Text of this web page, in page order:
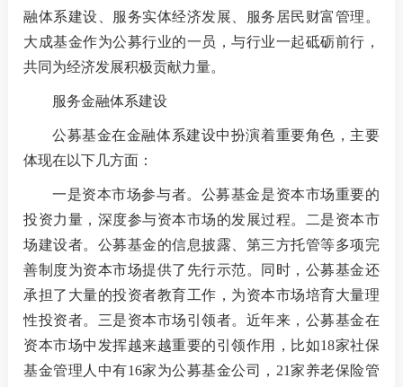
融体系建设、服务实体经济发展、服务居民财富管理。
大成基金作为公募行业的一员，与行业一起砥砺前行，
共同为经济发展积极贡献力量。
服务金融体系建设
公募基金在金融体系建设中扮演着重要角色，主要
体现在以下几方面：
一是资本市场参与者。公募基金是资本市场重要的
投资力量，深度参与资本市场的发展过程。二是资本市
场建设者。公募基金的信息披露、第三方托管等多项完
善制度为资本市场提供了先行示范。同时，公募基金还
承担了大量的投资者教育工作，为资本市场培育大量理
性投资者。三是资本市场引领者。近年来，公募基金在
资本市场中发挥越来越重要的引领作用，比如18家社保
基金管理人中有16家为公募基金公司，21家养老保险管